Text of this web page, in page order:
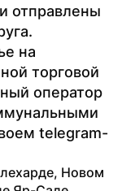
отправлены
на
торговой
оператор
telegram-
Новом